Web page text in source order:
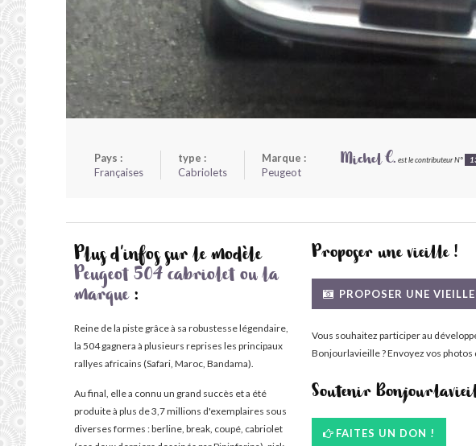
Pays :
Françaises
type :
Cabriolets
Marque :
Peugeot
Michel C. est le contributeur N°
Plus d'infos sur le modèle
Peugeot 504 cabriolet ou la
marque:
Reine de la piste grâce à sa robustesse légendaire,
la 504 gagnera à plusieurs reprises les principaux
rallyes africains (Safari, Maroc, Bandama).
Au final, elle a connu un grand succès et a été
produite à plus de 3,7 millions d'exemplaires sous
diverses formes : berline, break, coupé, cabriolet
Proposer une vieille !
PROPOSER UNE
Vous souhaitez participer au
Bonjourlavieille ? Envoyez vos photos
Soutenir
FAITES UN DON !